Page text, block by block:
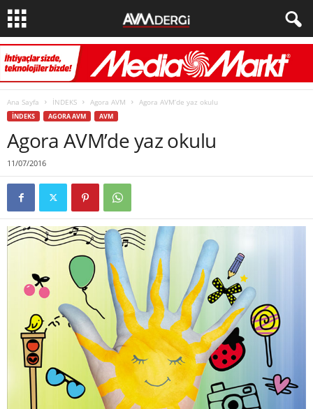
Ana Sayfa İNDEKS Agora AVM Agora AVM’de yaz okulu
İNDEKS AGORA AVM AVM
Agora AVM’de yaz okulu
11/07/2016